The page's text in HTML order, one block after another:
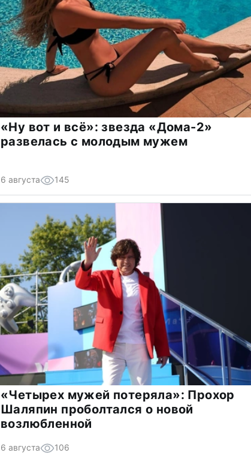
«Ну вот и всё»: звезда «Дома-2»
развелась с молодым мужем
6 августа 145
«Четырех мужей потеряла»: Прохор
Шаляпин проболтался о новой
возлюбленной
6 августа 106